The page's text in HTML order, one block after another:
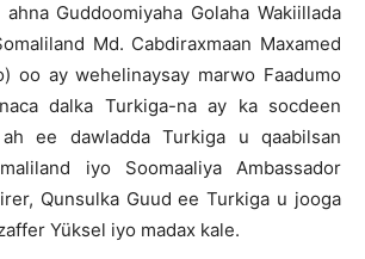
ahna Guddoomiyaha Golaha Wakiillada
Md. Cabdiraxmaan Maxamed
oo ay wehelinaysay marwo Faadumo
dalka Turkiga-na ay ka socdeen
ah ee dawladda Turkiga u qaabilsan
iyo Soomaaliya Ambassador
Qunsulka Guud ee Turkiga u jooga
Yüksel iyo madax kale.